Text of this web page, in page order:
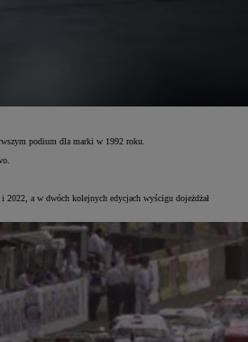
podium dla marki w 1992 roku.
a w dwóch kolejnych edycjach wyścigu dojeżdżał